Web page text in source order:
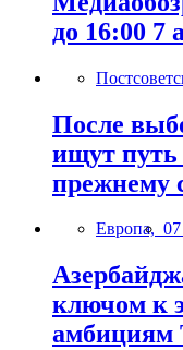
до 16:00 7
После
ищут путь
прежнему
Европа,
ключом к
амбициям